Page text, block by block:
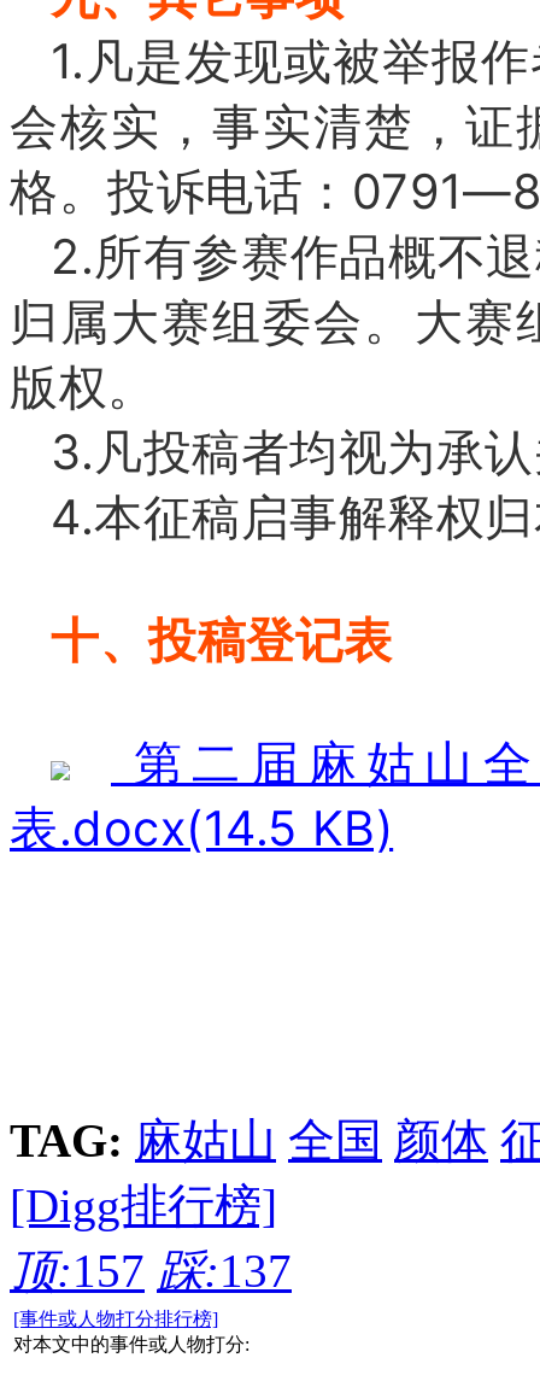
1.凡是发现或被举报
会核实，事实清楚，证
格。投诉电话：
2.所有参赛作品概不
归属大赛组委会。大
版权。
3.凡投稿者均视为承
4.本征稿启事解释权
十、投稿登记表
第二届麻姑山
表.docx(14.5 KB)
TAG: 麻姑山 全国 颜体
[Digg排行榜]
顶:157 踩:137
[事件或人物打分排行榜]
对本文中的事件或人物打分: